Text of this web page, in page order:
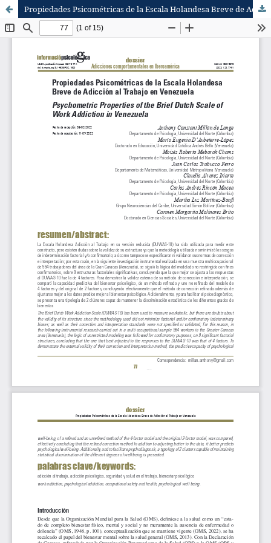
Propiedades Psicométricas de la Escala Holandesa Breve de Adicción al Trabajo en Venezuela